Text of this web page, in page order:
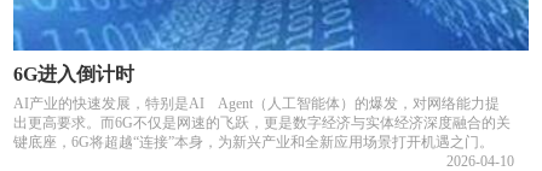
6G进入倒计时
AI产业的快速发展，特别是AI Agent（人工智能体）的爆发，对网络能力提
出更高要求。而6G不仅是网速的飞跃，更是数字经济与实体经济深度融合的关
键底座，6G将超越“连接”本身，为新兴产业和全新应用场景打开机遇之门。
2026-04-10